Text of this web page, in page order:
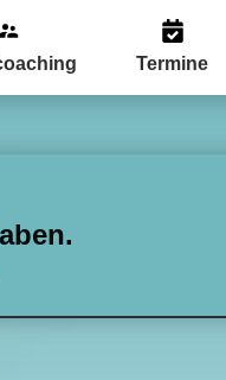
Termine